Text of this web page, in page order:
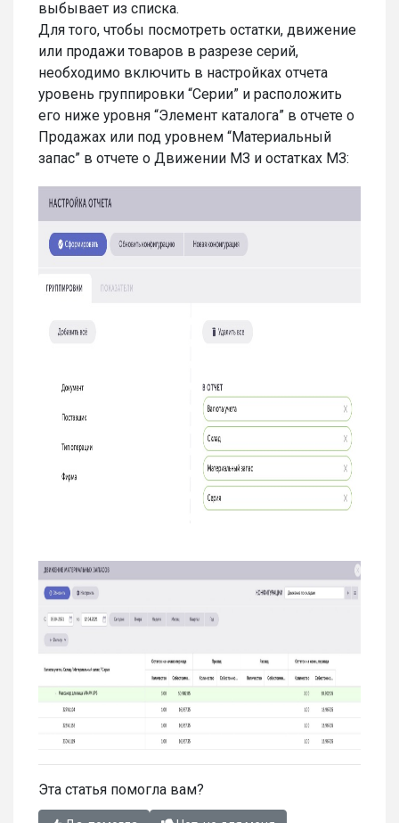
выбывает из списка.
Для того, чтобы посмотреть остатки, движение
или продажи товаров в разрезе серий,
необходимо включить в настройках отчета
уровень группировки “Серии” и расположить
его ниже уровня “Элемент каталога” в отчете о
Продажах или под уровнем “Материальный
запас” в отчете о Движении МЗ и остатках МЗ:
Эта статья помогла вам?